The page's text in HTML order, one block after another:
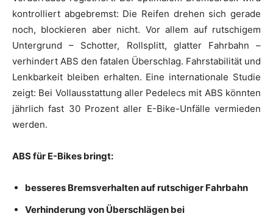
kontrolliert abgebremst: Die Reifen drehen sich gerade
noch, blockieren aber nicht. Vor allem auf rutschigem
Untergrund – Schotter, Rollsplitt, glatter Fahrbahn –
verhindert ABS den fatalen Überschlag. Fahrstabilität und
Lenkbarkeit bleiben erhalten. Eine internationale Studie
zeigt: Bei Vollausstattung aller Pedelecs mit ABS könnten
jährlich fast 30 Prozent aller E-Bike-Unfälle vermieden
werden.
ABS für E-Bikes bringt:
besseres Bremsverhalten auf rutschiger Fahrbahn
Verhinderung von Überschlägen bei